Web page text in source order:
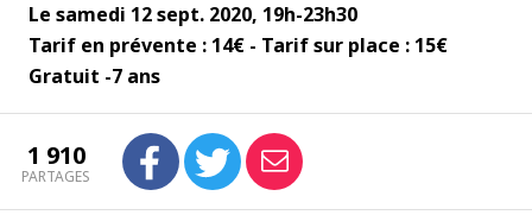
Le samedi 12 sept. 2020, 19h-23h30
Tarif en prévente : 14€ - Tarif sur place : 15€
Gratuit -7 ans
1 910
PARTAGES